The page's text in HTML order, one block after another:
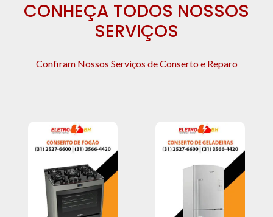
CONHEÇA TODOS NOSSOS
SERVIÇOS
Confiram Nossos Serviços de Conserto e Reparo